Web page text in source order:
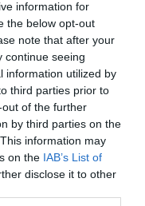
information for
the below opt-out
note that after your
continue seeing
information utilized by
third parties prior to
of the further
by third parties on the
information may
on the IAB’s List of
disclose it to other
no en vano es la
este artículo va de
que el mundo
un juego de
escapa de lo
como el de ahora,
restos que